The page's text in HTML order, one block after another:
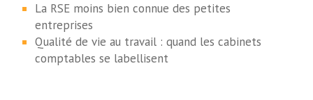
La RSE moins bien connue des petites
entreprises
Qualité de vie au travail : quand les cabinets
comptables se labellisent